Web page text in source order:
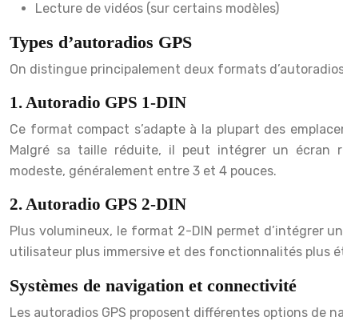
Lecture de vidéos (sur certains modèles)
Types d’autoradios GPS
On distingue principalement deux formats d’autoradios
1. Autoradio GPS 1-DIN
Ce format compact s’adapte à la plupart des
Malgré sa taille réduite, il peut intégrer un écran
modeste, généralement entre 3 et 4 pouces.
2. Autoradio GPS 2-DIN
Plus volumineux, le format 2-DIN permet d’intégrer
utilisateur plus immersive et des fonctionnalités plus
Systèmes de navigation et connectivité
Les autoradios GPS proposent différentes options de